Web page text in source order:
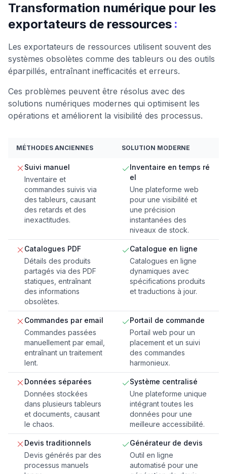
Transformation numérique pour les
exportateurs de ressources :
Les exportateurs de ressources utilisent souvent des
systèmes obsolètes comme des tableurs ou des outils
éparpillés, entraînant inefficacités et erreurs.
Ces problèmes peuvent être résolus avec des
solutions numériques modernes qui optimisent les
opérations et améliorent la visibilité des processus.
MÉTHODES ANCIENNES SOLUTION MODERNE
Suivi manuel
Inventaire et
commandes suivis via
des tableurs, causant
des retards et des
inexactitudes.
Inventaire en temps ré
el
Une plateforme web
pour une visibilité et
une précision
instantanées des
niveaux de stock.
Catalogues PDF
Détails des produits
partagés via des PDF
statiques, entraînant
des informations
obsolètes.
Catalogue en ligne
Catalogues en ligne
dynamiques avec
spécifications produits
et traductions à jour.
Commandes par email
Commandes passées
manuellement par email,
entraînant un traitement
lent.
Portail de commande
Portail web pour un
placement et un suivi
des commandes
harmonieux.
Données séparées
Données stockées
dans plusieurs tableurs
et documents, causant
le chaos.
Système centralisé
Une plateforme unique
intégrant toutes les
données pour une
meilleure accessibilité.
Devis traditionnels
Devis générés par des
processus manuels
Générateur de devis
Outil en ligne
automatisé pour une